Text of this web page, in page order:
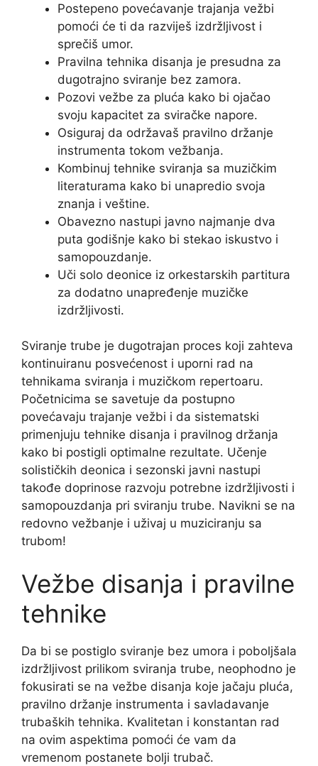
Postepeno povećavanje trajanja vežbi
pomoći će ti da razviješ izdržljivost i
sprečiš umor.
Pravilna tehnika disanja je presudna za
dugotrajno sviranje bez zamora.
Pozovi vežbe za pluća kako bi ojačao
svoju kapacitet za sviračke napore.
Osiguraj da održavaš pravilno držanje
instrumenta tokom vežbanja.
Kombinuj tehnike sviranja sa muzičkim
literaturama kako bi unapredio svoja
znanja i veštine.
Obavezno nastupi javno najmanje dva
puta godišnje kako bi stekao iskustvo i
samopouzdanje.
Uči solo deonice iz orkestarskih partitura
za dodatno unapređenje muzičke
izdržljivosti.
Sviranje trube je dugotrajan proces koji zahteva
kontinuiranu posvećenost i uporni rad na
tehnikama sviranja i muzičkom repertoaru.
Početnicima se savetuje da postupno
povećavaju trajanje vežbi i da sistematski
primenjuju tehnike disanja i pravilnog držanja
kako bi postigli optimalne rezultate. Učenje
solističkih deonica i sezonski javni nastupi
takođe doprinose razvoju potrebne izdržljivosti i
samopouzdanja pri sviranju trube. Navikni se na
redovno vežbanje i uživaj u muziciranju sa
trubom!
Vežbe disanja i pravilne
tehnike
Da bi se postiglo sviranje bez umora i poboljšala
izdržljivost prilikom sviranja trube, neophodno je
fokusirati se na vežbe disanja koje jačaju pluća,
pravilno držanje instrumenta i savladavanje
trubaških tehnika. Kvalitetan i konstantan rad
na ovim aspektima pomoći će vam da
vremenom postanete bolji trubač.